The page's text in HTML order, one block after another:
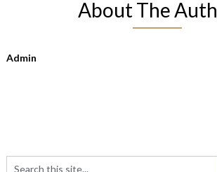
About The
Admin